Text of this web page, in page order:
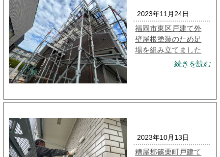
2023年11月24日
福岡市東区戸建て外
壁屋根塗装のため足
場を組み立てました
続きを読む
2023年10月13日
糟屋郡篠栗町戸建て